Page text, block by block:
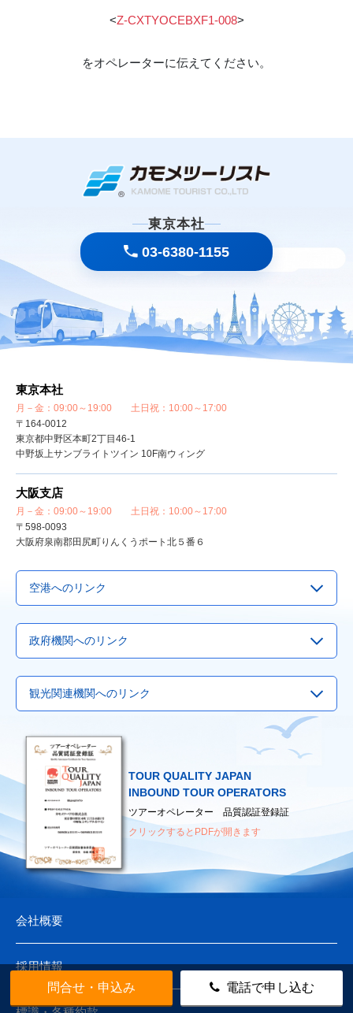
<Z-CXTYOCEBXF1-008>
をオペレーターに伝えてください。
問合せ・申込み 電話で申し込む
東京本社
03-6380-1155
東京本社
月－金：09:00～19:00 土日祝：10:00～17:00
〒164-0012
東京都中野区本町2丁目46-1
中野坂上サンブライトツイン 10F南ウィング
大阪支店
月－金：09:00～19:00 土日祝：10:00～17:00
〒598-0093
大阪府泉南郡田尻町りんくうポート北５番６
空港へのリンク
▶成田空港
▶羽田空港
▶中部国際空港
▶ 新千歳空港
政府機関へのリンク
▶Visit Japan Webサービス
▶観光庁
▶外務省
厚生労働省
（海外へ渡航されるみなさまへ）
観光関連機関へのリンク
▶日本観光振興協会
日本観光通訳協会
日本地図センター
TOUR QUALITY JAPAN
INBOUND TOUR OPERATORS
ツアーオペレーター 品質認証登録証
クリックするとPDFが開きます
会社概要
採用情報